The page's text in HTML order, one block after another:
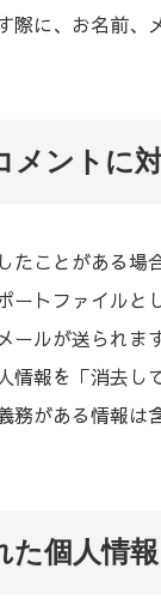
際に、お名前
ントに
たことがある
ートファイルと
ルが送られます
情報を「消去
務がある情報
個人情